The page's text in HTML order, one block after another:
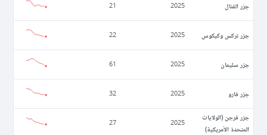
جزر القنال 2025
21
جزر تركس وكيكوس 2025
22
جزر سليمان 2025
61
جزر فارو 2025
32
جزر فرجن (الولايات
المتحدة الأمريكية)
2025
27